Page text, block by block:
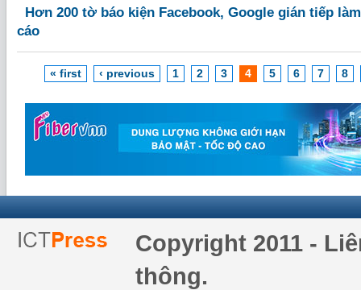
Hơn 200 tờ báo kiện Facebook, Google gián tiếp
cáo
« first ‹ previous 1 2 3 4 5 6 7 8
Copyright 2011 -
thông.